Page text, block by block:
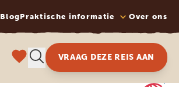
BlogPraktische informatie Over ons
VRAAG DEZE REIS AAN